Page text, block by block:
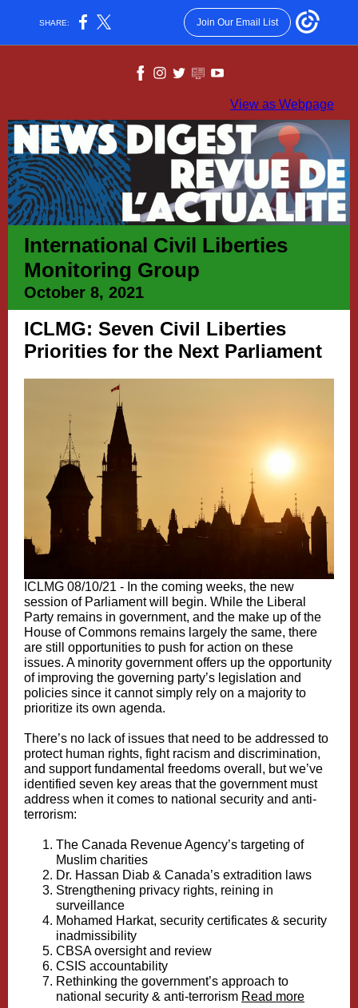
SHARE: Join Our Email List
View as Webpage
International Civil Liberties
Monitoring Group
October 8, 2021
ICLMG: Seven Civil Liberties
Priorities for the Next Parliament
ICLMG 08/10/21 - In the coming weeks, the new
session of Parliament will begin. While the Liberal
Party remains in government, and the make up of the
House of Commons remains largely the same, there
are still opportunities to push for action on these
issues. A minority government offers up the opportunity
of improving the governing party’s legislation and
policies since it cannot simply rely on a majority to
prioritize its own agenda.
There’s no lack of issues that need to be addressed to
protect human rights, fight racism and discrimination,
and support fundamental freedoms overall, but we’ve
identified seven key areas that the government must
address when it comes to national security and anti-
terrorism:
The Canada Revenue Agency’s targeting of
Muslim charities
Dr. Hassan Diab & Canada’s extradition laws
Strengthening privacy rights, reining in
surveillance
Mohamed Harkat, security certificates & security
inadmissibility
CBSA oversight and review
CSIS accountability
Rethinking the government’s approach to
national security & anti-terrorism Read more